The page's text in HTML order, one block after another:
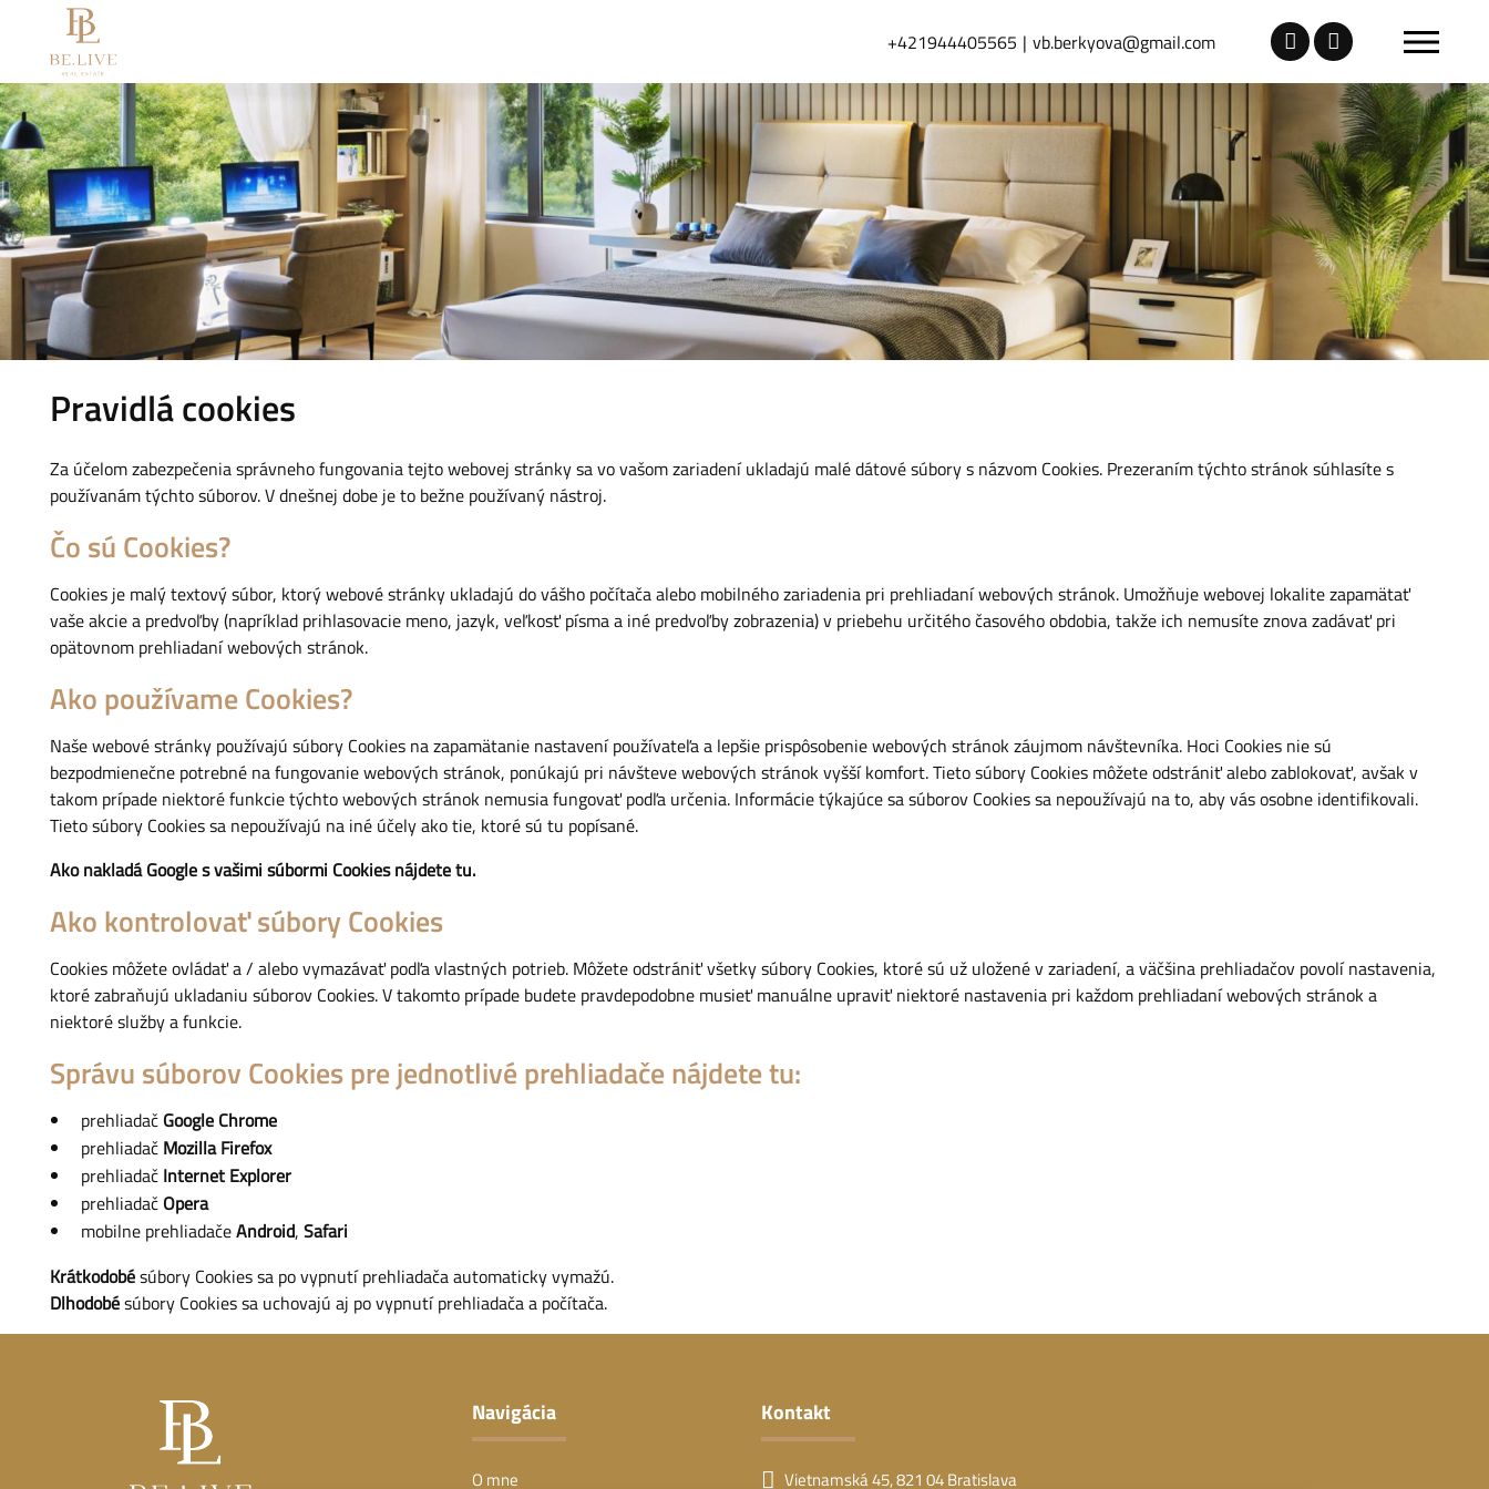
+421944405565 vb.berkyova@gmail.com
Pravidlá cookies
Za účelom zabezpečenia správneho fungovania tejto webovej stránky sa vo vašom zariadení ukladajú malé dátové súbory s názvom Cookies. Prezeraním týchto stránok súhlasíte s
používanám týchto súborov. V dnešnej dobe je to bežne používaný nástroj.
Čo sú Cookies?
Cookies je malý textový súbor, ktorý webové stránky ukladajú do vášho počítača alebo mobilného zariadenia pri prehliadaní webových stránok. Umožňuje webovej lokalite zapamätať
vaše akcie a predvoľby (napríklad prihlasovacie meno, jazyk, veľkosť písma a iné predvoľby zobrazenia) v priebehu určitého časového obdobia, takže ich nemusíte znova zadávať pri
opätovnom prehliadaní webových stránok.
Ako používame Cookies?
Naše webové stránky používajú súbory Cookies na zapamätanie nastavení používateľa a lepšie prispôsobenie webových stránok záujmom návštevníka. Hoci Cookies nie sú
bezpodmienečne potrebné na fungovanie webových stránok, ponúkajú pri návšteve webových stránok vyšší komfort. Tieto súbory Cookies môžete odstrániť alebo zablokovať, avšak v
takom prípade niektoré funkcie týchto webových stránok nemusia fungovať podľa určenia. Informácie týkajúce sa súborov Cookies sa nepoužívajú na to, aby vás osobne identifikovali.
Tieto súbory Cookies sa nepoužívajú na iné účely ako tie, ktoré sú tu popísané.
Ako nakladá Google s vašimi súbormi Cookies nájdetetu.
Ako kontrolovať súbory Cookies
Cookies môžete ovládať a / alebo vymazávať podľa vlastných potrieb. Môžete odstrániť všetky súbory Cookies, ktoré sú už uložené v zariadení, a väčšina prehliadačov povolí nastavenia,
ktoré zabraňujú ukladaniu súborov Cookies. V takomto prípade budete pravdepodobne musieť manuálne upraviť niektoré nastavenia pri každom prehliadaní webových stránok a
niektoré služby a funkcie.
Správu súborov Cookies pre jednotlivé prehliadače nájdete tu:
prehliadač Google Chrome
prehliadač Mozilla Firefox
prehliadač Internet Explorer
prehliadač Opera
mobilne prehliadačeAndroid, Safari
Krátkodobésúbory Cookies sa po vypnutí prehliadača automaticky vymažú.
Dlhodobésúbory Cookies sa uchovajú aj po vypnutí prehliadača a počítača.
Navigácia
O mne
Kontakt
Vietnamská 45, 821 04 Bratislava